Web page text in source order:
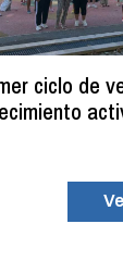
ciclo de